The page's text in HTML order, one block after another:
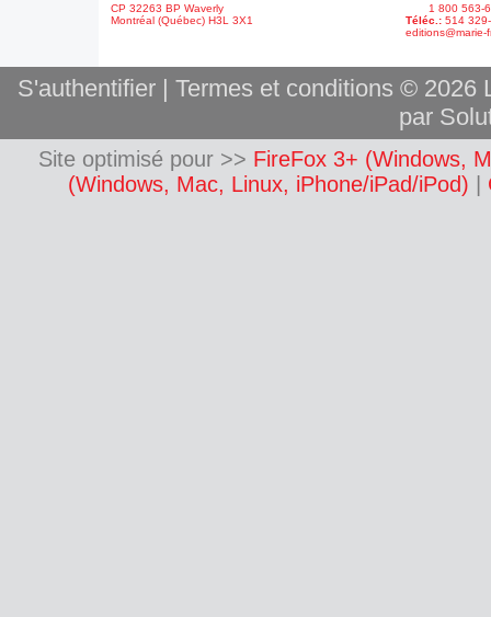
CP 32263 BP Waverly
Montréal (Québec) H3L 3X1
1 800 563-
Téléc.: 514
editions@marie-
S'authentifier| Termes et conditions © 2026
par
Site optimisé pour >> FireFox 3+ (Windows,
(Windows, Mac, Linux, iPhone/iPad/iPod)